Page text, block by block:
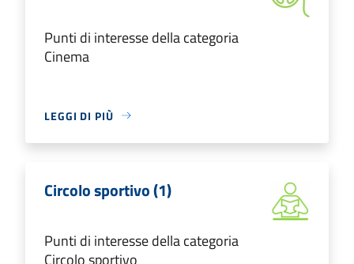
Punti di interesse della categoria
Cinema
LEGGI DI PIÙ
Circolo sportivo (1)
Punti di interesse della categoria
Circolo sportivo